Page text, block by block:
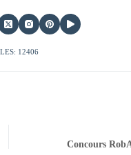
12406
Concours